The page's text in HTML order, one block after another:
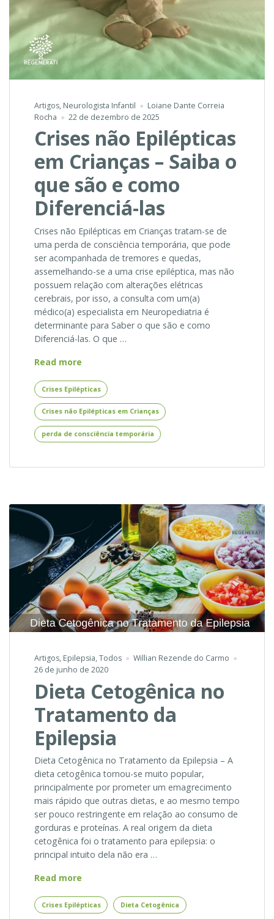
Artigos, Neurologista Infantil
Loiane Dante Correia
Rocha
22 de dezembro de 2025
Crises não Epilépticas
em Crianças – Saiba o
que são e como
Diferenciá-las
Crises não Epilépticas em Crianças tratam-se de
uma perda de consciência temporária, que pode
ser acompanhada de tremores e quedas,
assemelhando-se a uma crise epiléptica, mas não
possuem relação com alterações elétricas
cerebrais, por isso, a consulta com um(a)
médico(a) especialista em Neuropediatria é
determinante para Saber o que são e como
Diferenciá-las. O que …
Read more
Epilépticas
em
Crianças
–
Saiba
que
Diferenciá-
las
Crises Epilépticas
Crises não Epilépticas em Crianças
perda de consciência temporária
Artigos, Epilepsia,Todos
Willian Rezende do Carmo
26 de junho de 2020
Dieta Cetogênica no
Tratamento da
Epilepsia
Dieta Cetogênica no Tratamento da Epilepsia – A
dieta cetogênica tornou-se muito popular,
principalmente por prometer um emagrecimento
mais rápido que outras dietas, e ao mesmo tempo
ser pouco restringente em relação ao consumo de
gorduras e proteínas. A real origem da dieta
cetogênica foi o tratamento para epilepsia: o
principal intuito dela não era …
Read more
no
Crises Epilépticas Dieta Cetogênica